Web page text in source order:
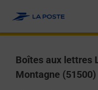
Boîtes aux lettres
Montagne (51500)